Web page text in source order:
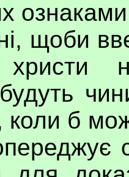
щоби
христи
б